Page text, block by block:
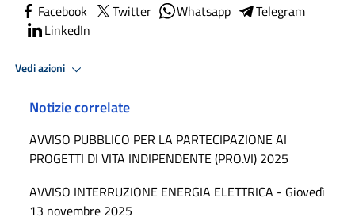
Facebook Twitter Whatsapp
Telegram
LinkedIn
Vedi azioni
Notizie correlate
AVVISO PUBBLICO PER LA PARTECIPAZIONE AI
PROGETTI DI VITA INDIPENDENTE (PRO.VI) 2025
AVVISO INTERRUZIONE ENERGIA ELETTRICA - Giovedì
13 novembre 2025